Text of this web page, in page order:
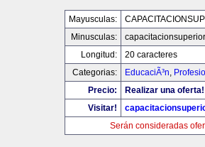
Mayusculas:
Minusculas:
Longitud:
20 caracteres
Categorias:
EducaciÃ³n,
Precio:
Realizar una oferta!
Visitar!
Serán consideradas